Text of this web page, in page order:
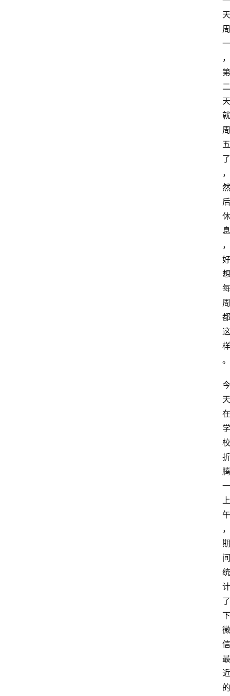
天
周
一
，
第
二
天
就
周
五
了
，
然
后
休
息
，
好
想
每
周
都
这
样
。
今
天
在
学
校
折
腾
一
上
午
，
期
间
统
计
了
下
微
信
最
近
的